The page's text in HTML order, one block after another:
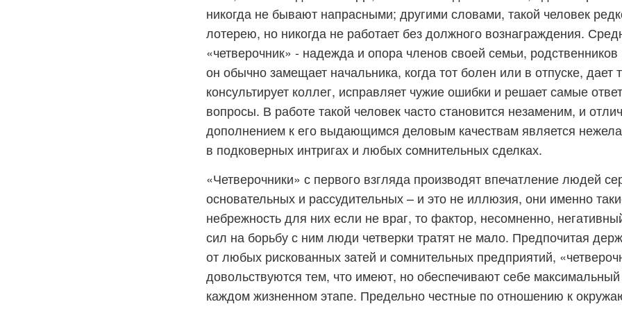
никогда не бывают напрасными; другими словами, такой человек
лотерею, но никогда не работает без должного вознаграждения.
«четверочник» - надежда и опора членов своей семьи,
он обычно замещает начальника, когда тот болен или в отпуске, дает
консультирует коллег, исправляет чужие ошибки и решает самые
вопросы. В работе такой человек часто становится незаменим, и
дополнением к его выдающимся деловым качествам является
в подковерных интригах и любых сомнительных сделках.
«Четверочники» с первого взгляда производят впечатление людей
основательных и рассудительных – и это не иллюзия, они именно
небрежность для них если не враг, то фактор, несомненно,
сил на борьбу с ним люди четверки тратят не мало. Предпочитая
от любых рискованных затей и сомнительных предприятий,
довольствуются тем, что имеют, но обеспечивают себе
каждом жизненном этапе. Предельно честные по отношению к